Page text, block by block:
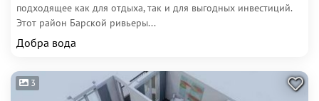
подходящее как для отдыха, так и для выгодных инвестиций.
Этот район Барской ривьеры...
Добра вода
3